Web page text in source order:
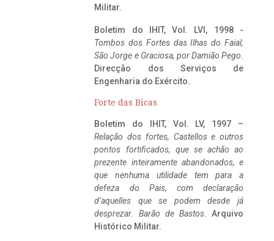
Militar.
Boletim do IHIT, Vol. LVI, 1998 -
Tombos dos Fortes das Ilhas do Faial,
São Jorge e Graciosa, por Damião Pego.
Direcção dos Serviços de
Engenharia do Exército.
Forte das Bicas
Boletim do IHIT, Vol. LV, 1997 –
Relação dos fortes, Castellos e outros
pontos fortificados, que se achão ao
prezente inteiramente abandonados, e
que nenhuma utilidade tem para a
defeza do Pais, com declaração
d’aquelles que se podem desde já
desprezar. Barão de Bastos. Arquivo
Histórico Militar.